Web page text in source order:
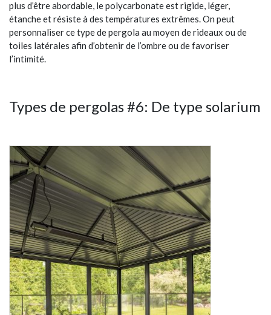
plus d’être abordable, le polycarbonate est rigide, léger,
étanche et résiste à des températures extrêmes. On peut
personnaliser ce type de pergola au moyen de rideaux ou de
toiles latérales afin d’obtenir de l’ombre ou de favoriser
l’intimité.
Types de pergolas #6: De type solarium